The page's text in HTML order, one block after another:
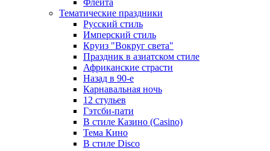
Флейта
Тематические праздники
Русский стиль
Имперский стиль
Круиз "Вокруг света"
Праздник в азиатском стиле
Африканские страсти
Назад в 90-е
Карнавальная ночь
12 стульев
Гэтсби-пати
В стиле Казино (Casino)
Тема Кино
В стиле Disco